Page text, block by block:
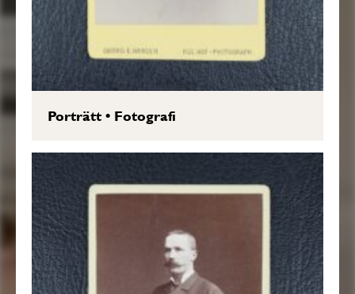
Porträtt• Fotografi